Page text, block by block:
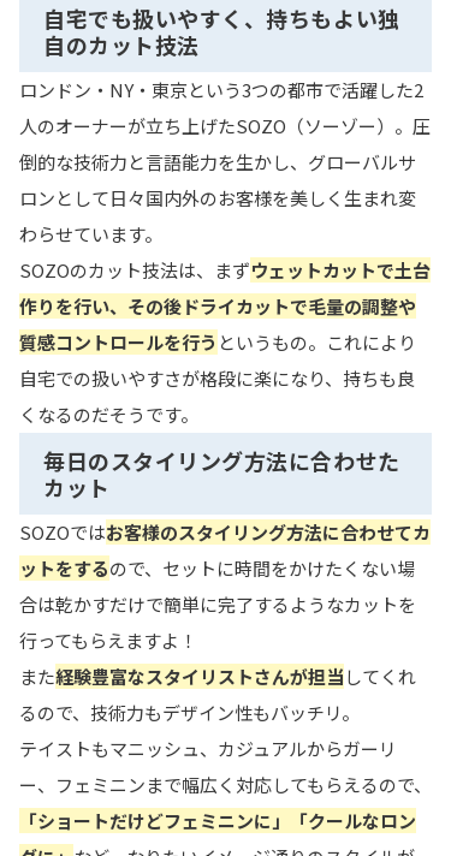
自宅でも扱いやすく、持ちもよい独
自のカット技法
ロンドン・NY・東京という3つの都市で活躍した2
人のオーナーが立ち上げたSOZO（ソーゾー）。圧
倒的な技術力と言語能力を生かし、グローバルサ
ロンとして日々国内外のお客様を美しく生まれ変
わらせています。
SOZOのカット技法は、まずウェットカットで土台
作りを行い、その後ドライカットで毛量の調整や
質感コントロールを行う というもの。これにより
自宅での扱いやすさが格段に楽になり、持ちも良
くなるのだそうです。
毎日のスタイリング方法に合わせた
カット
SOZOではお客様のスタイリング方法に合わせてカ
ットをするので、セットに時間をかけたくない場
合は乾かすだけで簡単に完了するようなカットを
行ってもらえますよ！
また経験豊富なスタイリストさんが担当してくれ
るので、技術力もデザイン性もバッチリ。
テイストもマニッシュ、カジュアルからガーリ
ー、フェミニンまで幅広く対応してもらえるので、
「ショートだけどフェミニンに」「クールなロン